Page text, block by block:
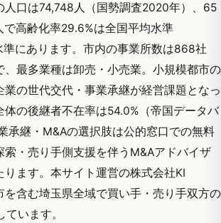
人口は74,748人（国勢調査2020年）、65
で高齢化率29.6%は全国平均水準
準にあります。市内の事業所数は868社
、最多業種は卸売・小売業。小規模都市の
の世代交代・事業承継が経営課題となっ
体の後継者不在率は54.0%（帝国データバ
承継・M&Aの選択肢は公的窓口での無料
索・売り手側支援を伴うM&Aアドバイザ
ります。本サイト運営の株式会社KI
含む埼玉県全域で買い手・売り手双方の
います。